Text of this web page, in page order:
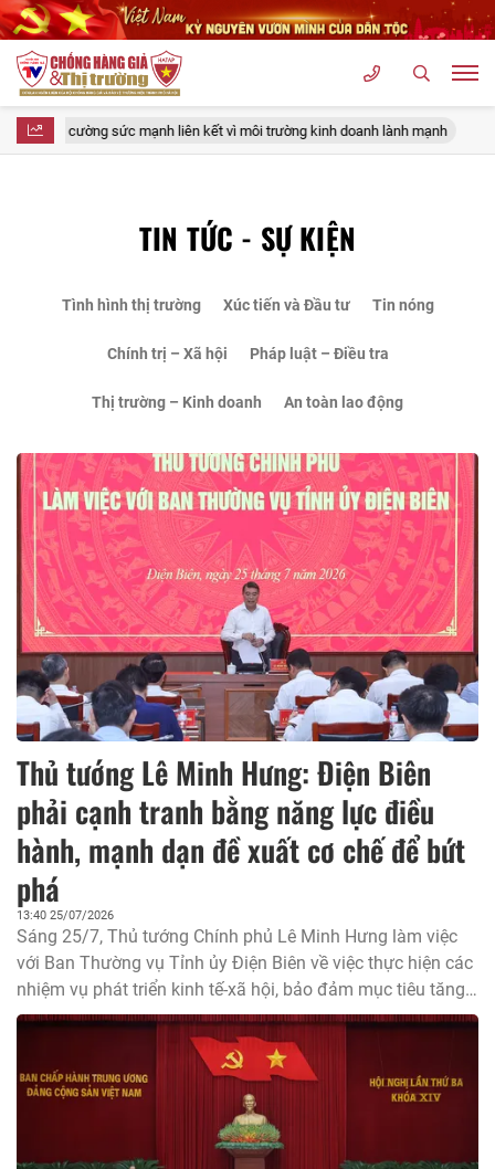
mạnh liên kết vì môi trường kinh doanh lành mạnh Thủ tướng Lê
TIN TỨC - SỰ KIỆN
Tình hình thị trường Xúc tiến và Đầu tư Tin nóng
Chính trị – Xã hội Pháp luật – Điều tra
Thị trường – Kinh doanh An toàn lao động
Thủ tướng Lê Minh Hưng: Điện Biên
phải cạnh tranh bằng năng lực điều
hành, mạnh dạn đề xuất cơ chế để bứt
phá
13:40 25/07/2026
Sáng 25/7, Thủ tướng Chính phủ Lê Minh Hưng làm việc
với Ban Thường vụ Tỉnh ủy Điện Biên về việc thực hiện các
nhiệm vụ phát triển kinh tế-xã hội, bảo đảm mục tiêu tăng
trưởng 2 con số, giải ngân vốn đầu tư công, vận hành
chính quyền địa phương 2 cấp, triển khai thực hiện Nghị
quyết 57-NQ/TW của Bộ Chính trị, bảo đảm quốc phòng, an
ninh, xây dựng Đảng, hệ thống chính trị và tháo gỡ khó
khăn, vướng mắc của tỉnh.